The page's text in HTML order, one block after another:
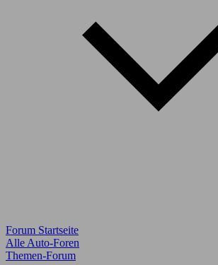
Forum Startseite
Alle Auto-Foren
Themen-Forum